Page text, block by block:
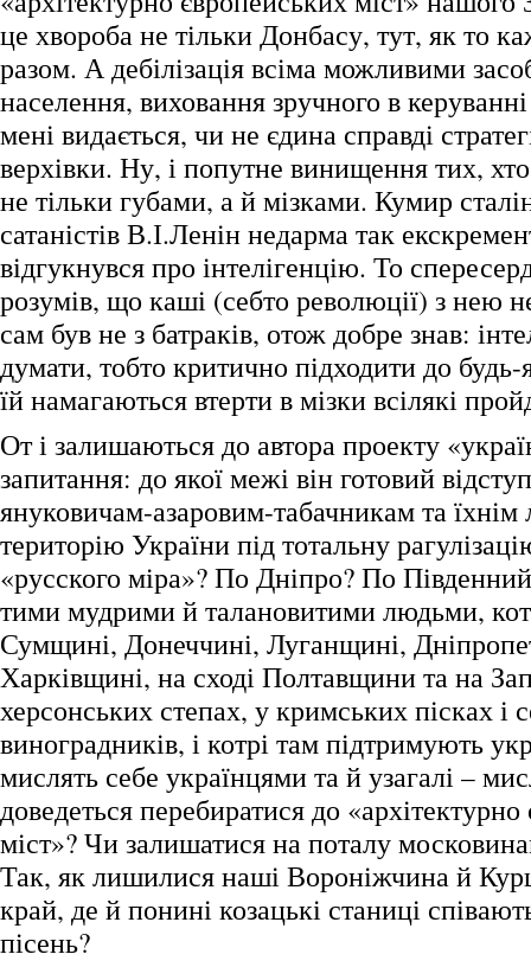
це хвороба не тільки Донбасу, тут, як то
разом. А дебілізація всіма можливими
населення, виховання зручного в
мені видається, чи не єдина справді
верхівки. Ну, і попутне винищення тих,
не тільки губами, а й мізками. Кумир
сатаністів В.І.Ленін недарма так
відгукнувся про інтелігенцію. То
розумів, що каші (себто революції) з нею
сам був не з батраків, отож добре знав:
думати, тобто критично підходити до будь-
їй намагаються втерти в мізки всілякі
От і залишаються до автора проекту
запитання: до якої межі він готовий
януковичам-азаровим-табачникам та їхнім
територію України під тотальну
«русского міра»? По Дніпро? По
тими мудрими й талановитими людьми,
Сумщині, Донеччині, Луганщині,
Харківщині, на сході Полтавщини та на
херсонських степах, у кримських пісках і
виноградників, і котрі там підтримують
мислять себе українцями та й узагалі –
доведеться перебиратися до
міст»? Чи залишатися на поталу
Так, як лишилися наші Вороніжчина й
край, де й понині козацькі станиці
пісень?